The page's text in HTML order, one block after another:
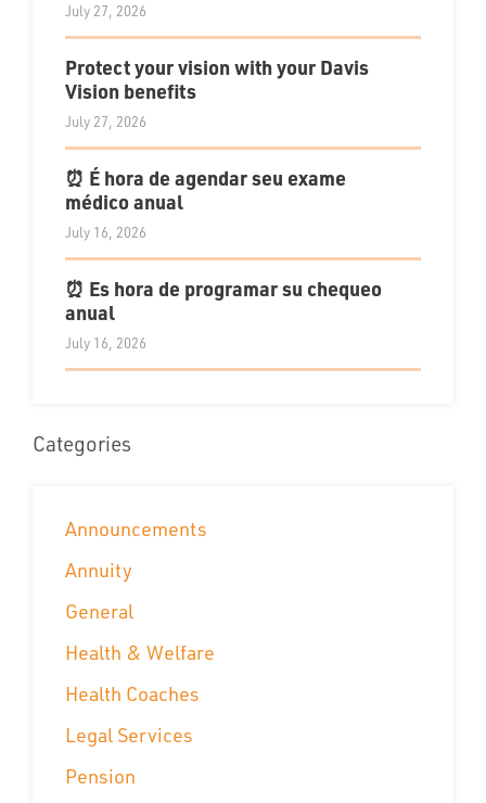
July 27, 2026
Protect your vision with your Davis
Vision benefits
July 27, 2026
⏰ É hora de agendar seu exame
médico anual
July 16, 2026
⏰ Es hora de programar su chequeo
anual
July 16, 2026
Categories
Announcements
Annuity
General
Health & Welfare
Health Coaches
Legal Services
Pension